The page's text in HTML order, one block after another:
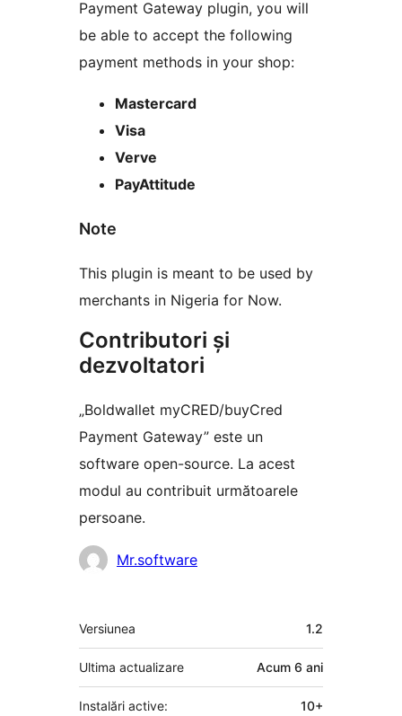
Payment Gateway plugin, you will
be able to accept the following
payment methods in your shop:
Mastercard
Visa
Verve
PayAttitude
Note
This plugin is meant to be used by
merchants in Nigeria for Now.
Contributori și
dezvoltatori
„Boldwallet myCRED/buyCred
Payment Gateway” este un
software open-source. La acest
modul au contribuit următoarele
persoane.
Contributori
Mr.software
Meta
Versiunea 1.2
Ultima actualizare Acum 6 ani
Instalări active: 10+